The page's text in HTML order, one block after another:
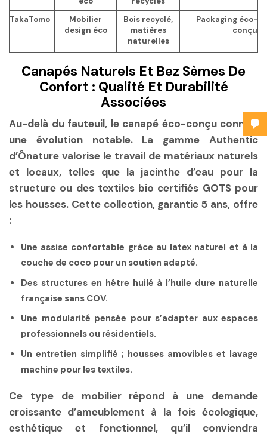
TakaTomo
Mobilier
design éco
Bois recyclé,
matières
naturelles
Packaging éco-
conçu
Canapés Naturels Et Bez Sèmes De
Confort : Qualité Et Durabilité
Associées
Au-delà du fauteuil, le canapé éco-conçu connaît
une évolution notable. La gamme Authentic
d’Ônature valorise le travail de matériaux naturels
et locaux, telles que la jacinthe d’eau pour la
structure ou des textiles bio certifiés GOTS pour
les housses. Cette collection, garantie 5 ans, offre
:
Une assise confortable grâce au latex naturel et à la
couche de coco pour un soutien adapté.
Des structures en hêtre huilé à l’huile dure naturelle
française sans COV.
Une modularité pensée pour s’adapter aux espaces
professionnels ou résidentiels.
Un entretien simplifié ; housses amovibles et lavage
machine pour les textiles.
Ce type de mobilier répond à une demande
croissante d’ameublement à la fois écologique,
esthétique et fonctionnel, qu’il conviendra